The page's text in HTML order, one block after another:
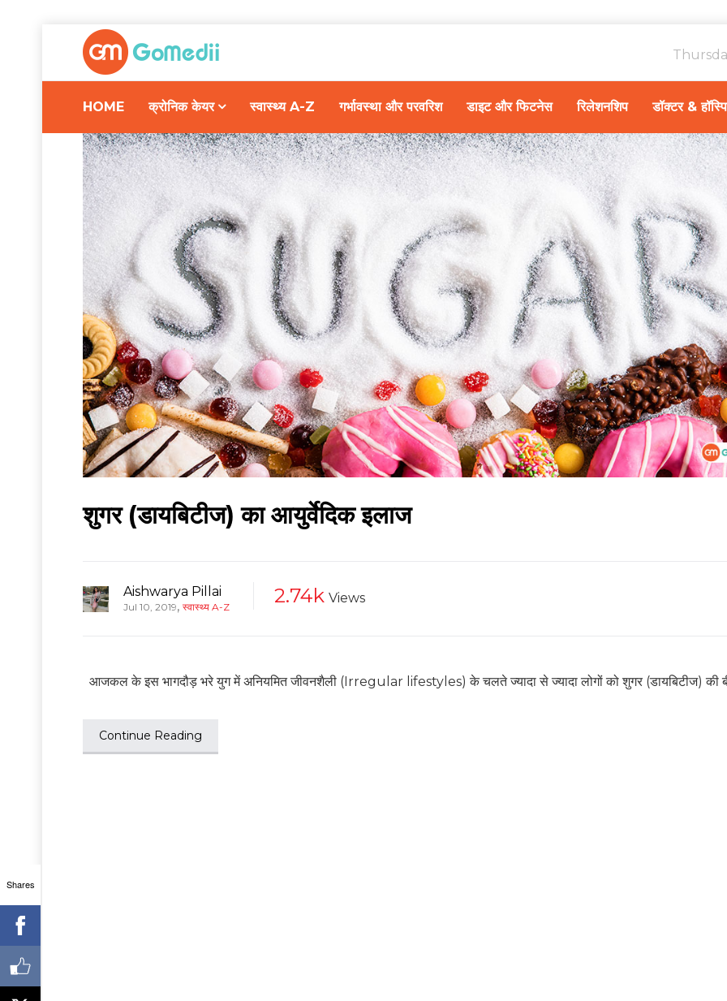
HOME क्रोनिक केयर स्वास्थ्य A-Z गर्भावस्था और परवरिश डाइट और फिटनेस रिलेशनशिप डॉक्टर &
शुगर (डायबिटीज) का आयुर्वेदिक इलाज
Aishwarya Pillai
Jul 10, 2019, स्वास्थ्य A-Z 2.74k Views
आजकल के इस भागदौड़ भरे युग में अनियमित जीवनशैली (Irregular lifestyles) के चलते ज्यादा से ज्यादा लोगों को शुगर (डायबिटीज) की
Continue Reading
Shares